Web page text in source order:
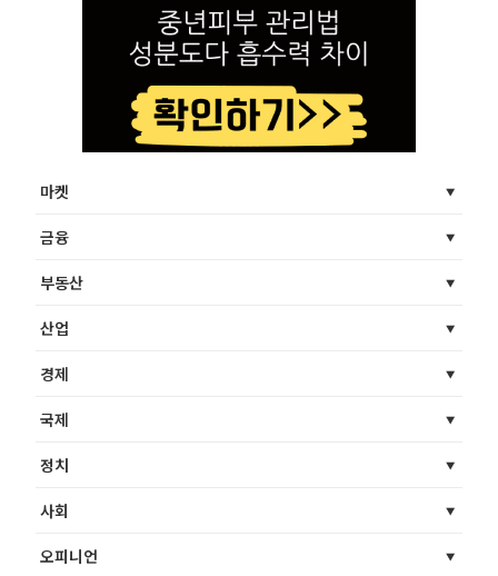
마켓
금융
부동산
산업
경제
국제
정치
사회
오피니언